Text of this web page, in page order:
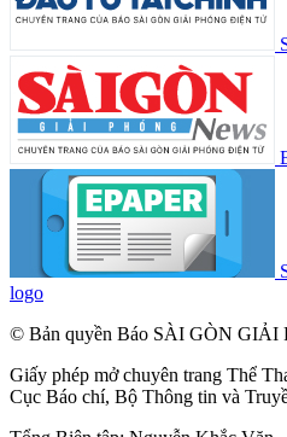
logo
© Bản quyền Báo SÀI GÒN GIẢI
Giấy phép mở chuyên trang Thể
Cục Báo chí, Bộ Thông tin và